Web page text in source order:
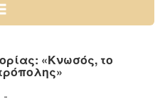
«Κνωσός, το